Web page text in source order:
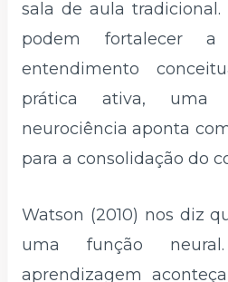
sala de aula tradicional.
podem fortalecer
entendimento
prática ativa,
neurociência aponta
para a consolidação do
Watson (2010) nos diz
uma função
aprendizagem